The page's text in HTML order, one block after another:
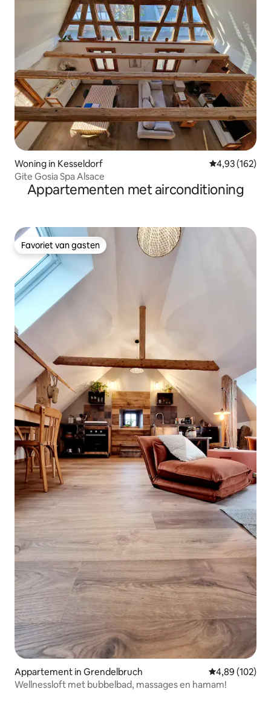
Woning in Kesseldorf Gemiddelde
4,93 (162)
Gite Gosia Spa Alsace
Appartementen met airconditioning
Favoriet van gasten
Favoriet van gasten
Appartement in Grendelbruch Gemiddelde
4,89 (102)
Wellnessloft met bubbelbad, massages en hamam!